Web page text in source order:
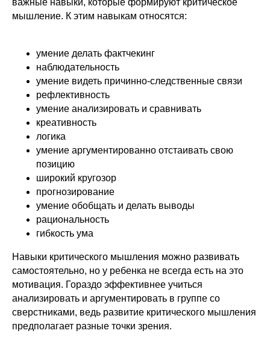
важные навыки, которые формируют критическое
мышление. К этим навыкам относятся:
умение делать фактчекинг
наблюдательность
умение видеть причинно-следственные связи
рефлективность
умение анализировать и сравнивать
креативность
логика
умение аргументированно отстаивать свою
позицию
широкий кругозор
прогнозирование
умение обобщать и делать выводы
рациональность
гибкость ума
Навыки критического мышления можно развивать
самостоятельно, но у ребенка не всегда есть на это
мотивация. Гораздо эффективнее учиться
анализировать и аргументировать в группе со
сверстниками, ведь развитие критического мышления
предполагает разные точки зрения.